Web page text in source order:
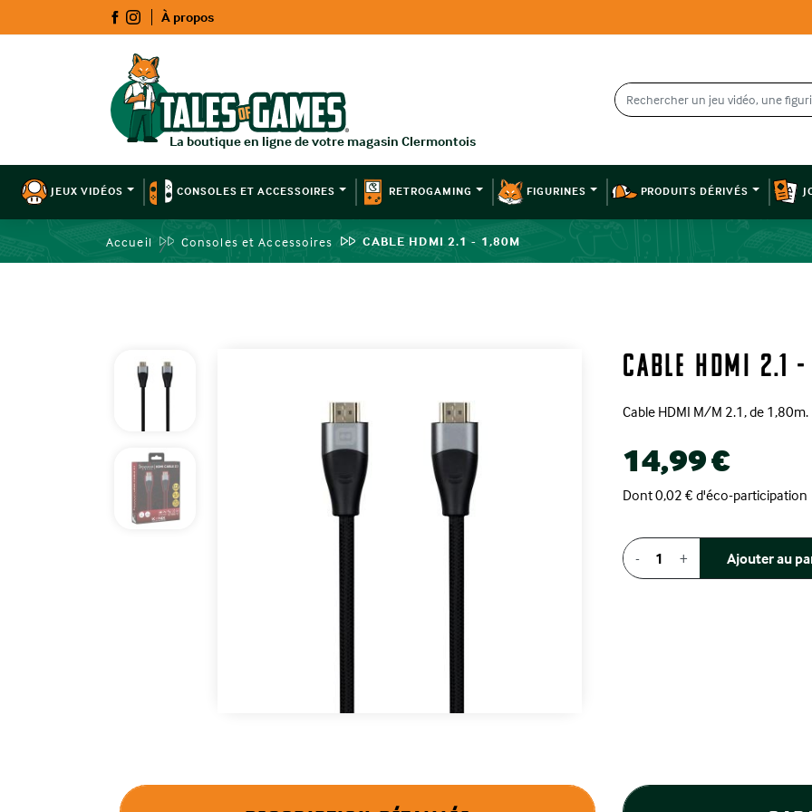
À propos
JEUX VIDÉOS CONSOLES ET ACCESSOIRES RETROGAMING FIGURINES PRODUITS DÉRIVÉS
Accueil Consoles et Accessoires CABLE HDMI 2.1 - 1,80M
CABLE HDMI 2.1
Cable HDMI M/M 2.1, de 1,80m.
14,99 €
Dont 0,02 € d'éco-participation
- + Ajouter au